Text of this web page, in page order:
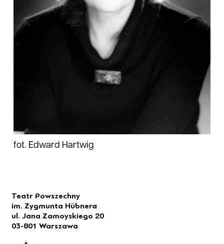
fot. Edward Hartwig
Teatr Powszechny
im. Zygmunta Hübnera
ul. Jana Zamoyskiego 20
03-801 Warszawa